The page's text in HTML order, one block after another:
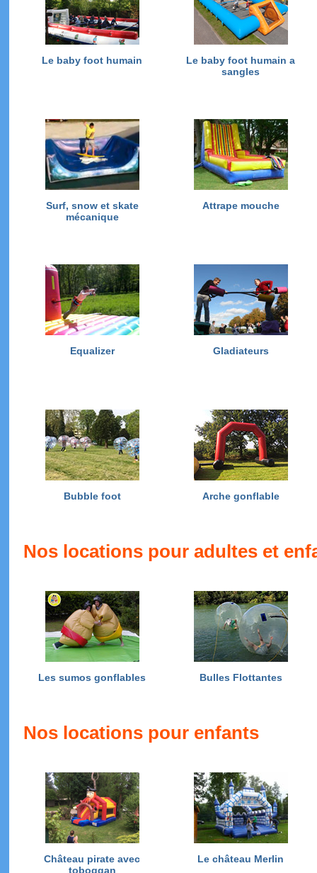
Le baby foot humain
Le baby foot humain a
sangles
Surf, snow et skate
mécanique
Attrape mouche
Equalizer Gladiateurs
Bubble foot Arche gonflable
Nos locations pour adultes et
Les sumos gonflables Bulles Flottantes
Nos locations pour enfants
Château pirate avec
toboggan
Le château Merlin